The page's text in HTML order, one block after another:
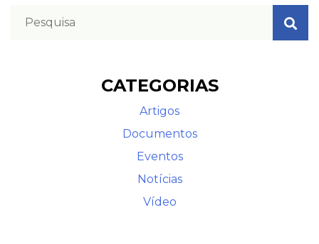
CATEGORIAS
Artigos
Documentos
Eventos
Notícias
Vídeo